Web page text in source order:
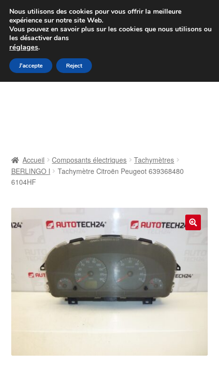
Colissimo livraison à partir de 7 EUR
Du lundi au vendredi de 9 h à 16 h
Aller
à
Aller
au
Contact
Livraison internationale
Mon compte
Paiements
Politique de confidentialité
Accueil Composants électriques
Tachymètres
BERLINGO I
Tachymètre Citroën Peugeot 639368480
6104HF
Nous utilisons des cookies pour vous offrir la meilleure
expérience sur notre site Web.
Vous pouvez en savoir plus sur les cookies que nous utilisons ou
les désactiver dans
réglages.
J'accepte Reject